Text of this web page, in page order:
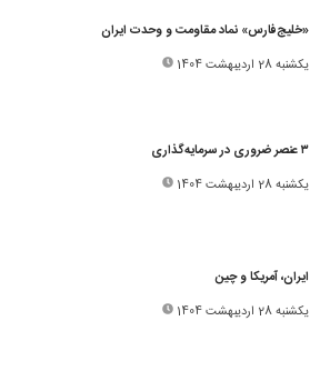
«خلیج‌فارس» نماد مقاومت و وحدت ایران
یکشنبه 28 اردیبهشت 1404
۳ عنصر ضروری در سرمایه‌گذاری
یکشنبه 28 اردیبهشت 1404
ایران‌، آمریکا و چین
یکشنبه 28 اردیبهشت 1404